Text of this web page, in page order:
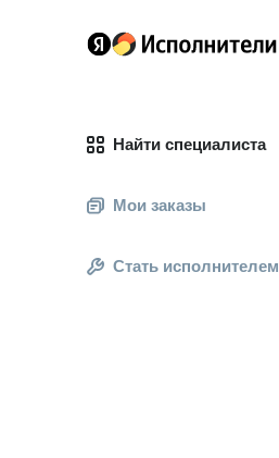
Найти специалиста
Мои заказы
Стать исполнителем